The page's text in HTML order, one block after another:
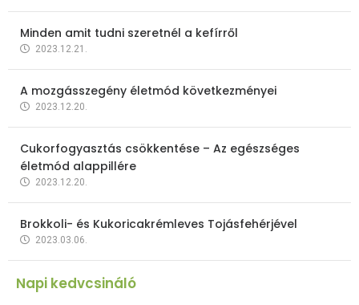
Minden amit tudni szeretnél a kefírről
2023.12.21.
A mozgásszegény életmód következményei
2023.12.20.
Cukorfogyasztás csökkentése – Az egészséges
életmód alappillére
2023.12.20.
Brokkoli- és Kukoricakrémleves Tojásfehérjével
2023.03.06.
Napi kedvcsináló